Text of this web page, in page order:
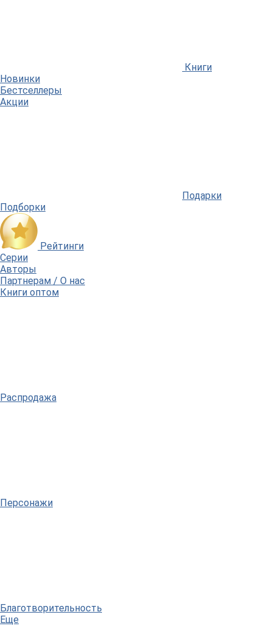
Книги
Новинки
Бестселлеры
Акции
Подарки
Подборки
Рейтинги
Серии
Авторы
Партнерам / О нас
Книги оптом
Распродажа
Персонажи
Благотворительность
Еще